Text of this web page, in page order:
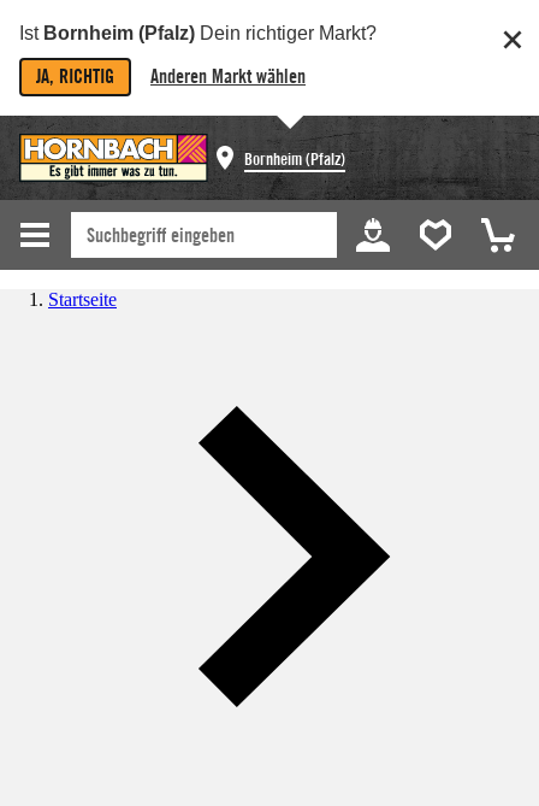
Ist Bornheim (Pfalz) Dein richtiger Markt?
JA, RICHTIG Anderen Markt wählen
Bornheim (Pfalz)
Startseite